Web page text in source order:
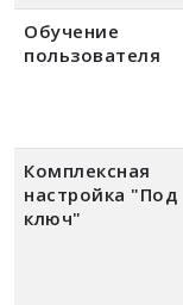
Обучение
пользователя
Комплексная
настройка "Под
ключ"